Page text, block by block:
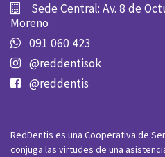
Sede Central: Av. 8 de
Moreno
091 060 423
@reddentisok
@reddentis
RedDentis es una Cooperativa de
conjuga las virtudes de una